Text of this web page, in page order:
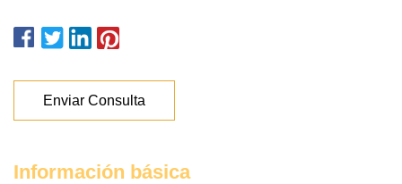
Enviar Consulta
Información básica